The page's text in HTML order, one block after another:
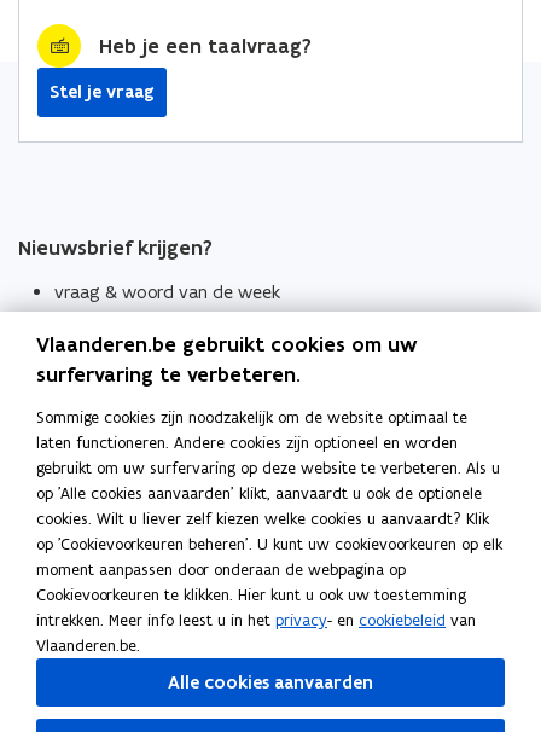
Heb je een taalvraag?
Stel je vraag
Nieuwsbrief krijgen?
vraag & woord van de week
Schrijf je in
Thema's
Taaladviezen
Spellingregels
Tips voor duidelijke taal
Bekijk ook
Spellingtests
Boek- en webwijzer
Vlaanderen.be gebruikt cookies om uw
surfervaring te verbeteren.
Sommige cookies zijn noodzakelijk om de website optimaal te
laten functioneren. Andere cookies zijn optioneel en worden
gebruikt om uw surfervaring op deze website te verbeteren. Als u
op 'Alle cookies aanvaarden' klikt, aanvaardt u ook de optionele
cookies. Wilt u liever zelf kiezen welke cookies u aanvaardt? Klik
op 'Cookievoorkeuren beheren'. U kunt uw cookievoorkeuren op elk
moment aanpassen door onderaan de webpagina op
Cookievoorkeuren te klikken. Hier kunt u ook uw toestemming
intrekken. Meer info leest u in het privacy- en cookiebeleid van
Vlaanderen.be.
Alle cookies aanvaarden